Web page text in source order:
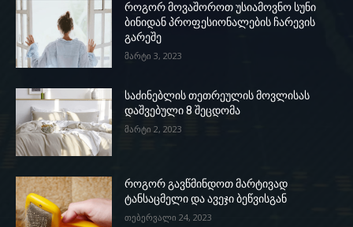
როგორ მოვაშოროთ უსიამოვნო სუნი
ბინიდან პროფესიონალების ჩარევის
გარეშე
მარტი 3, 2023
საძინებლის თეთრეულის მოვლისას
დაშვებული 8 შეცდომა
მარტი 2, 2023
როგორ გავწმინდოთ მარტივად
ტანსაცმელი და ავეჯი ბეწვისგან
თებერვალი 24, 2023